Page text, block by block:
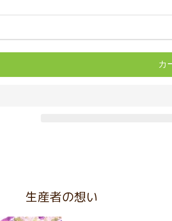
カ
生産者の想い